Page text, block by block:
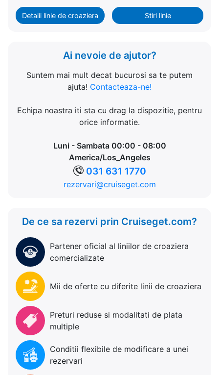
Detalii linie de croaziera Stiri linie
Ai nevoie de ajutor?
Suntem mai mult decat bucurosi sa te putem
ajuta! Contacteaza-ne!
Echipa noastra iti sta cu drag la dispozitie, pentru
orice informatie.
Luni - Sambata 00:00 - 08:00
America/Los_Angeles
031 631 1770
rezervari@cruiseget.com
De ce sa rezervi prin Cruiseget.com?
Partener oficial al liniilor de croaziera
comercializate
Mii de oferte cu diferite linii de croaziera
Preturi reduse si modalitati de plata
multiple
Conditii flexibile de modificare a unei
rezervari